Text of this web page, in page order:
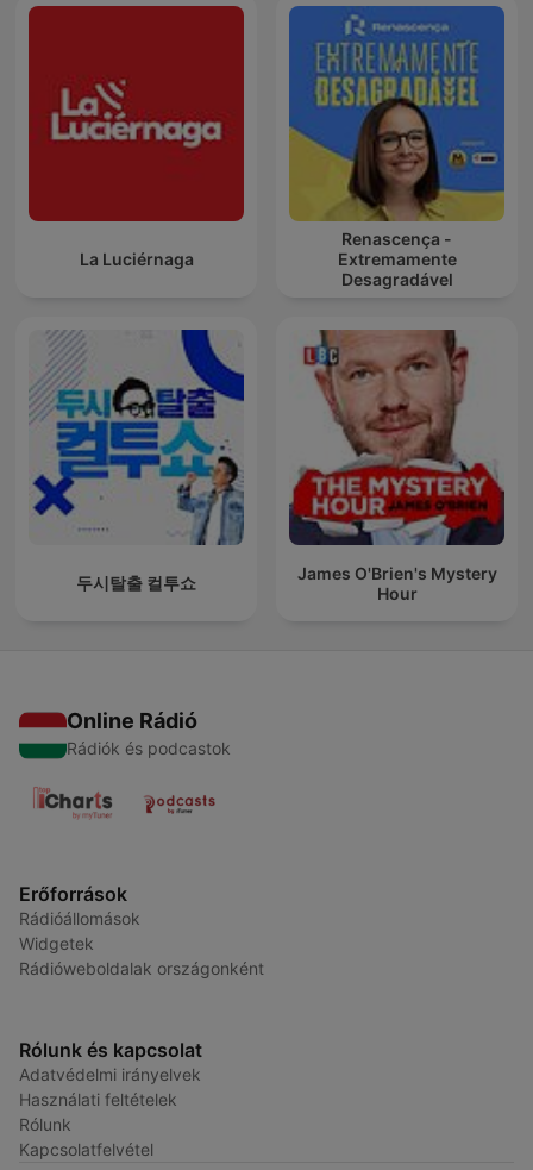
La Luciérnaga
Renascença -
Extremamente
Desagradável
두시탈출 컬투쇼
James O'Brien's Mystery
Hour
Online Rádió
Rádiók és podcastok
Erőforrások
Rádióállomások
Widgetek
Rádióweboldalak országonként
Rólunk és kapcsolat
Adatvédelmi irányelvek
Használati feltételek
Rólunk
Kapcsolatfelvétel